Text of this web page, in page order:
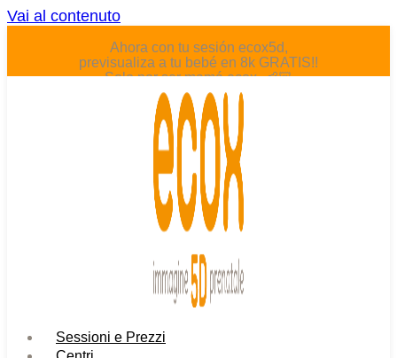
Vai al contenuto
Ahora con tu sesión ecox5d,
previsualiza a tu bebé en 8k GRATIS!!
Solo por ser mamá ecox. 👶🏻
Sessioni e Prezzi